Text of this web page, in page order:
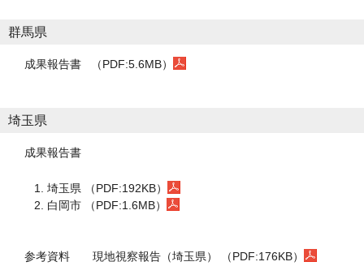
群馬県
成果報告書 （PDF:5.6MB）
埼玉県
成果報告書
埼玉県 （PDF:192KB）
白岡市 （PDF:1.6MB）
参考資料 現地視察報告（埼玉県） （PDF:176KB）